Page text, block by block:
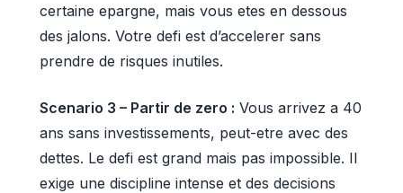
certaine epargne, mais vous etes en dessous
des jalons. Votre defi est d’accelerer sans
prendre de risques inutiles.
Scenario 3 – Partir de zero : Vous arrivez a 40
ans sans investissements, peut-etre avec des
dettes. Le defi est grand mais pas impossible. Il
exige une discipline intense et des decisions